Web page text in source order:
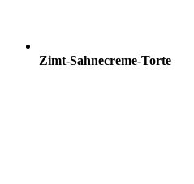
Zimt-Sahnecreme-Torte